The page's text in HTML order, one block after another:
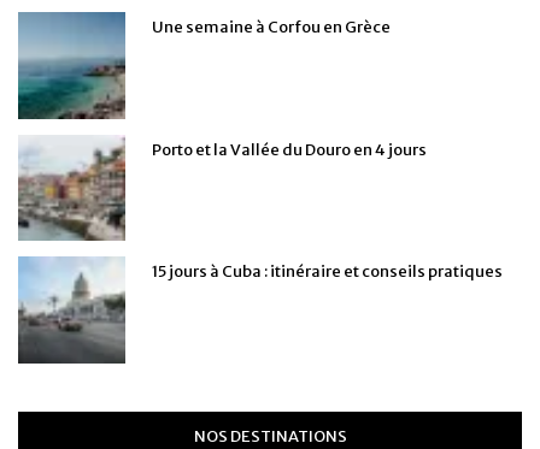
Une semaine à Corfou en Grèce
Porto et la Vallée du Douro en 4 jours
15 jours à Cuba : itinéraire et conseils pratiques
NOS DESTINATIONS